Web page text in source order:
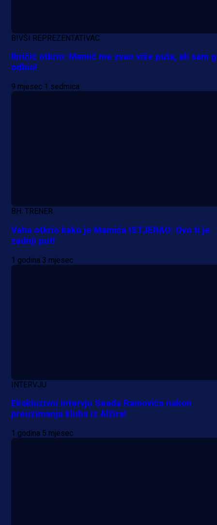
BIVŠI REPREZENTATIVAC
Ibričić otkrio: Mamić me zvao više puta, ali sam
odbio!
9 mjesec 1 sedmica
BH. TRENER
Vaha otkrio kako je Mamića ISTJERAO: Ovo ti je
zadnji put!
1 godina 3 mjesec
INTERVJU
Ekskluzivni intervju Seada Ramovića nakon
preuzimanja kluba iz Alžira!
1 godina 5 mjesec